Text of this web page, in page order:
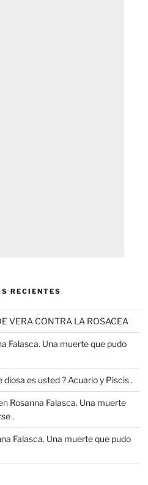
RECIENTES
VERA CONTRA LA ROSACEA
Falasca. Una muerte que pudo
diosa es usted ? Acuario y Piscis .
Rosanna Falasca. Una muerte
.
Falasca. Una muerte que pudo